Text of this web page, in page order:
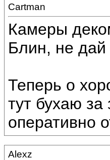
Cartman
Камеры
Блин, не дай
Теперь о
тут бухаю за
оперативно
Alexz